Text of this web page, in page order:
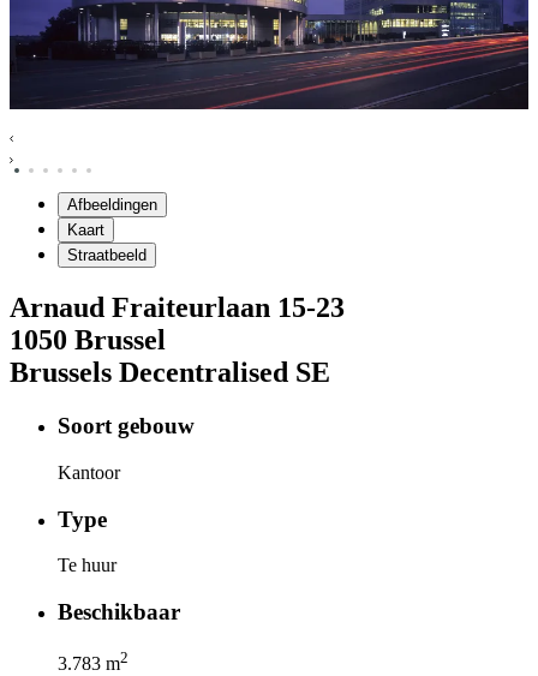
Afbeeldingen
Kaart
Straatbeeld
Arnaud Fraiteurlaan 15-23
1050 Brussel
Brussels Decentralised SE
Soort gebouw
Kantoor
Type
Te huur
Beschikbaar
3.783 m2